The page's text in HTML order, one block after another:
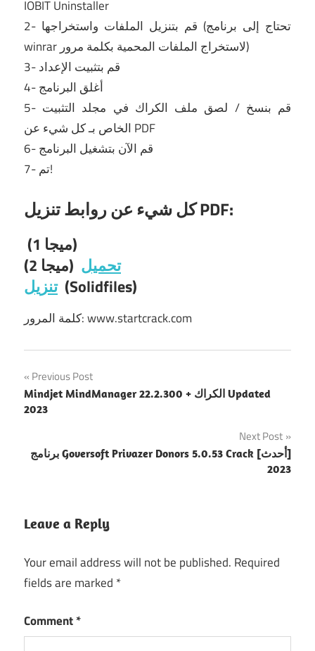
IOBIT Uninstaller
2- قم بتنزيل الملفات واستخراجها (تحتاج إلى برنامج
winrar لاستخراج الملفات المحمية بكلمة مرور)
3- قم بتثبيت الإعداد
4- أغلق البرنامج
5- قم بنسخ / لصق ملف الكراك في مجلد التثبيت
الخاص بـ كل شيء عن PDF
6- قم الآن بتشغيل البرنامج
7- تم!
كل شيء عن روابط تنزيل PDF:
(ميجا 1)
تحميل (ميجا 2)
تنزيل(Solidfiles)
كلمة المرور: www.startcrack.com
Post
navigation
Previous Post
Mindjet MindManager 22.2.300 + الكراك Updated
2023
Next Post
برنامج Goversoft Privazer Donors 5.0.53 Crack [أحدث]
2023
Leave a Reply
Your email address will not be published. Required
fields are marked *
Comment*